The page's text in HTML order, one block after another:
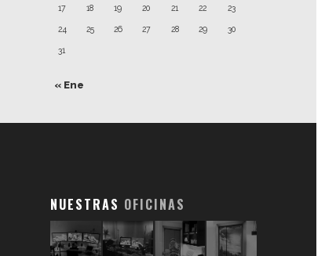
17 18 19 20 21 22 23
24 25 26 27 28 29 30
31
« Ene
NUESTRAS OFICINAS